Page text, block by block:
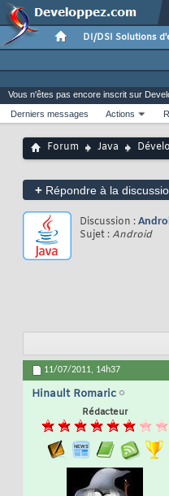
DI/DSI Solutions
Vous n'êtes pas encore inscrit sur
Derniers messages
Actions
Forum Java
+ Répondre à la
Discussion :
Sujet :Android
11/07/2011, 14h37
Hinault Romaric
Rédacteur